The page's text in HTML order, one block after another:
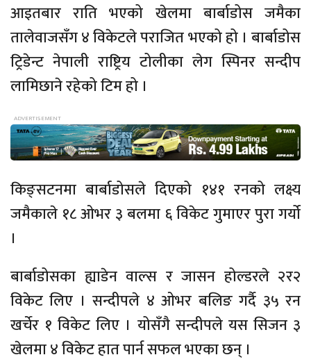
आइतबार राति भएको खेलमा बार्बाडोस जमैका
तालेवाजसँग ४ विकेटले पराजित भएको हो । बार्बाडोस
ट्रिडेन्ट नेपाली राष्ट्रिय टोलीका लेग स्पिनर सन्दीप
लामिछाने रहेको टिम हो ।
किङ्सटनमा बार्बाडोसले दिएको १४१ रनको लक्ष्य
जमैकाले १८ ओभर ३ बलमा ६ विकेट गुमाएर पुरा गर्यो
।
बार्बाडोसका ह्याडेन वाल्स र जासन होल्डरले २र२
विकेट लिए । सन्दीपले ४ ओभर बलिङ गर्दै ३५ रन
खर्चेर १ विकेट लिए । योसँगै सन्दीपले यस सिजन ३
खेलमा ४ विकेट हात पार्न सफल भएका छन् ।